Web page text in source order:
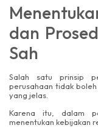
dan
Sah
Salah satu prinsip
perusahaan tidak
yang jelas.
Karena itu, dalam
menentukan kebijakan